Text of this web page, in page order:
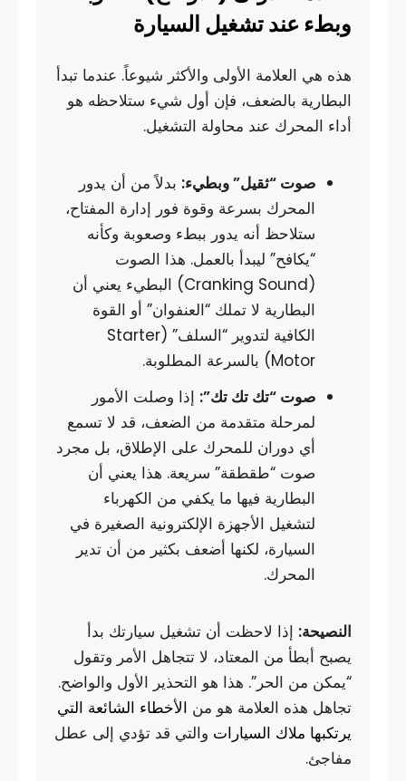
وبطء عند تشغيل السيارة
هذه هي العلامة الأولى والأكثر شيوعاً. عندما تبدأ
البطارية بالضعف، فإن أول شيء ستلاحظه هو
أداء المحرك عند محاولة التشغيل.
صوت “ثقيل” وبطيء: بدلاً من أن يدور
المحرك بسرعة وقوة فور إدارة المفتاح،
ستلاحظ أنه يدور ببطء وصعوبة وكأنه
“يكافح” ليبدأ بالعمل. هذا الصوت
(Cranking Sound) البطيء يعني أن
البطارية لا تملك “العنفوان” أو القوة
الكافية لتدوير “السلف” (Starter
Motor) بالسرعة المطلوبة.
صوت “تك تك تك”: إذا وصلت الأمور
لمرحلة متقدمة من الضعف، قد لا تسمع
أي دوران للمحرك على الإطلاق، بل مجرد
صوت “طقطقة” سريعة. هذا يعني أن
البطارية فيها ما يكفي من الكهرباء
لتشغيل الأجهزة الإلكترونية الصغيرة في
السيارة، لكنها أضعف بكثير من أن تدير
المحرك.
النصيحة: إذا لاحظت أن تشغيل سيارتك بدأ
يصبح أبطأ من المعتاد، لا تتجاهل الأمر وتقول
“يمكن من الحر”. هذا هو التحذير الأول والواضح.
تجاهل هذه العلامة هو من الأخطاء الشائعة التي
يرتكبها ملاك السيارات والتي قد تؤدي إلى عطل
مفاجئ.